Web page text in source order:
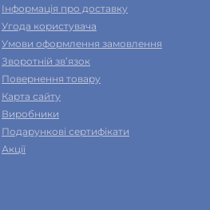
Інформація про доставку
Угода користувача
Умови оформлення замовлення
Зворотній зв’язок
Повернення товару
Карта сайту
Виробники
Подарункові сертифікати
Акції